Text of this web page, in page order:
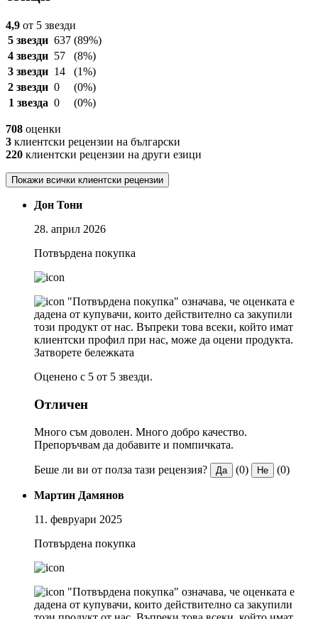
4,9 от 5 звезди
5 звезди 637 (89%)
4 звезди 57
(8%)
3 звезди 14
(1%)
2 звезди 0
(0%)
1 звезда 0 (0%)
708 оценки
3 клиентски рецензии на български
220 клиентски рецензии на други езици
Покажи всички клиентски рецензии
Дон Тони
28. април 2026
Потвърдена покупка
"Потвърдена покупка" означава, че оценката е
дадена от купувачи, които действително са закупили
този продукт от нас. Въпреки това всеки, който имат
клиентски профил при нас, може да оцени продукта.
Затворете бележката
Оценено с 5 от 5 звезди.
Отличен
Много съм доволен. Много добро качество.
Препоръчвам да добавите и помпичката.
Беше ли ви от полза тази рецензия? Да (0) Не (0)
Мартин Дамянов
11. февруари 2025
Потвърдена покупка
"Потвърдена покупка" означава, че оценката е
дадена от купувачи, които действително са закупили